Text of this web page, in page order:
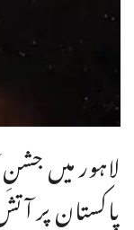
لاہور میں جشنِ
پاکستان پر